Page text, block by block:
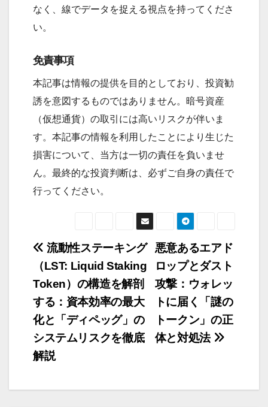
なく、線でデータを捉える視点を持ってくださ
い。
免責事項
本記事は情報の提供を目的としており、投資勧
誘を意図するものではありません。暗号資産
（仮想通貨）の取引には高いリスクが伴いま
す。本記事の情報を利用したことにより生じた
損害について、当方は一切の責任を負いませ
ん。最終的な投資判断は、必ずご自身の責任で
行ってください。
投
稿
ナ
ビ
ゲ
ー
シ
ン
悪意あるエアド
ロップとダスト
攻撃：ウォレッ
トに届く「謎の
トークン」の正
体と対処法
流動性ステーキング
（LST: Liquid Staking
Token）の構造を解剖
する：資本効率の最大
化と「ディペッグ」の
システムリスクを徹底
解説